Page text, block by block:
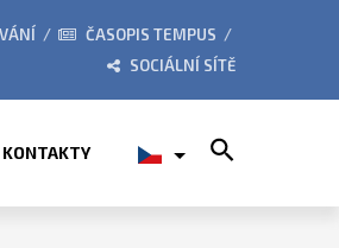
ZE ŽIVOTA ŠKOLY
ČASOPIS TEMPUS
SOCIÁLNÍ SÍTĚ
KONTAKTY